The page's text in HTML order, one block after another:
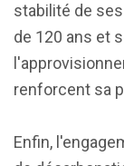
stabilité de
de 120 ans et
renforcent sa
Enfin,